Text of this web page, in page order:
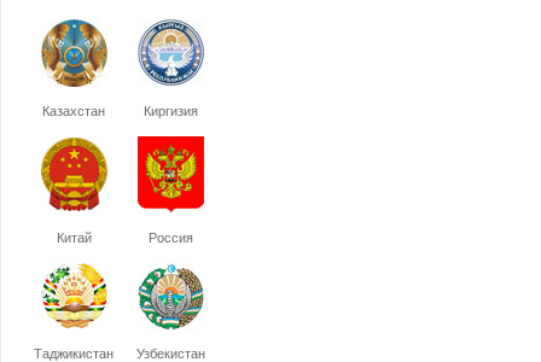
Казахстан Киргизия
Китай Россия
Таджикистан Узбекистан